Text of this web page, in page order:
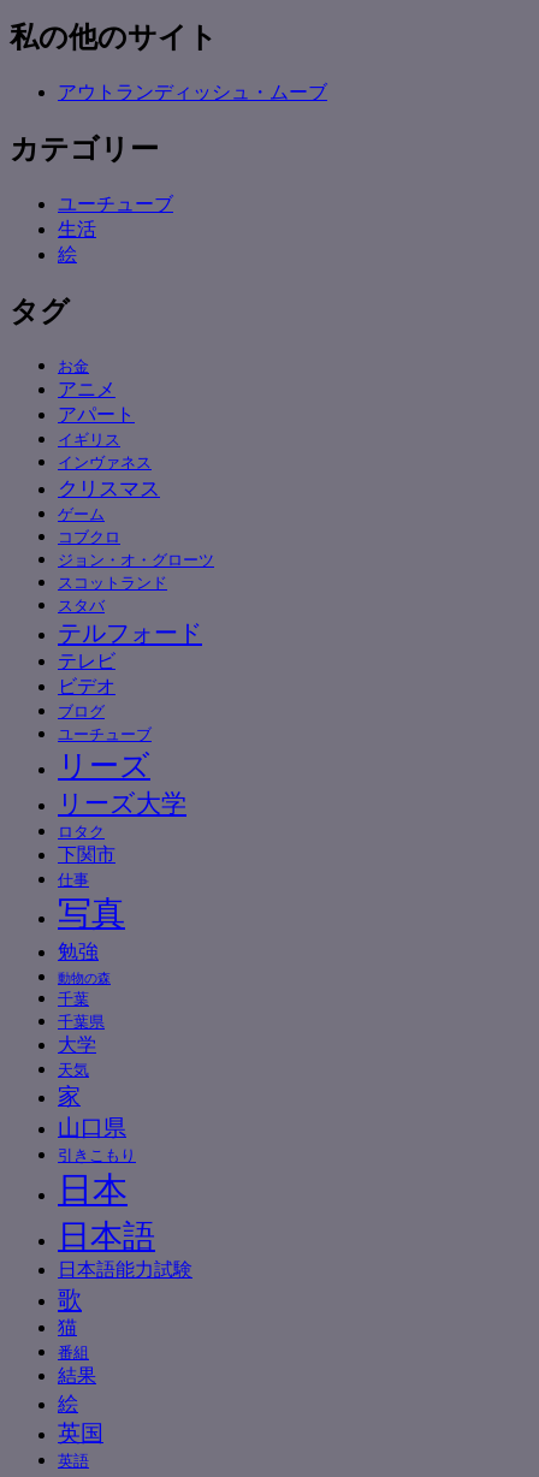
私の他のサイト
アウトランディッシュ・ムーブ
カテゴリー
ユーチューブ
生活
絵
タグ
お金
アニメ
アパート
イギリス
インヴァネス
クリスマス
ゲーム
コブクロ
ジョン・オ・グローツ
スコットランド
スタバ
テルフォード
テレビ
ビデオ
ブログ
ユーチューブ
リーズ
リーズ大学
ロタク
下関市
仕事
写真
勉強
動物の森
千葉
千葉県
大学
天気
家
山口県
引きこもり
日本
日本語
日本語能力試験
歌
猫
番組
結果
絵
英国
英語